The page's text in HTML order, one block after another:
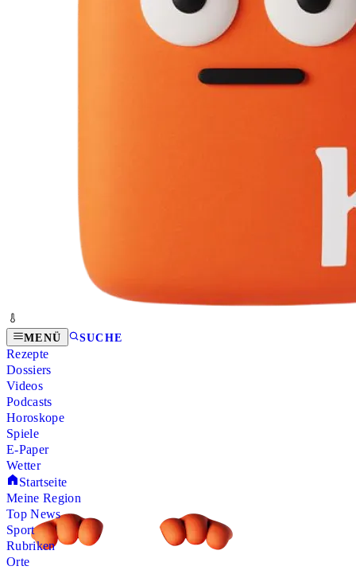
MENÜ SUCHE
Rezepte
Dossiers
Videos
Podcasts
Horoskope
Spiele
E-Paper
Wetter
Startseite
Meine Region
Top News
Sport
Rubriken
Orte